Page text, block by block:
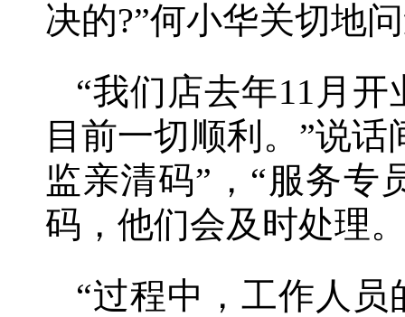
决的?”何小华关切地
“我们店去年11月
目前一切顺利。”说
监亲清码”，“服务专
码，他们会及时处理
“过程中，工作人